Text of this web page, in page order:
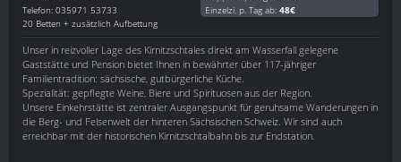
Telefon: 035971 53733
20 Betten + zusätzlich Aufbettung
Einzelzi. p. Tag ab: 48€
Unser in reizvoller Lage des Kirnitzschtales direkt am Wasserfall gelegene
Gaststätte und Pension bietet Ihnen in bewährter über 117-jähriger
Familientradition: sächsische, gutbürgerliche Küche.
Spezialität: gepflegte Weine, Biere und Spirituosen aus der Region.
Unsere Einkehrstätte ist zentraler Ausgangspunkt für geruhsame Wanderungen in
die Berg- und Felsenwelt der hinteren Sächsischen Schweiz. Wir sind auch
erreichbar mit der historischen Kirnitzschtalbahn bis zur Endstation.